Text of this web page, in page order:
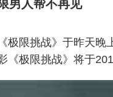
男人帮不再见
极限挑战》于昨天
极限挑战》将于